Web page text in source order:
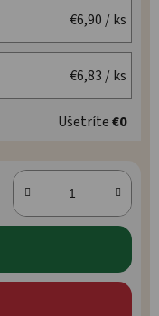
€6,90 / ks
€6,83 / ks
Ušetríte€0